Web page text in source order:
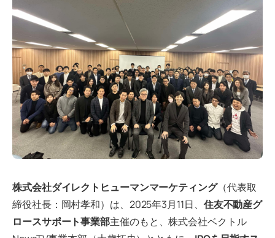
株式会社ダイレクトヒューマンマーケティング（代表取
締役社長：岡村孝和）は、2025年3月11日、 住友不動産グ
ロースサポート事業部主催のもと、株式会社ベクトル